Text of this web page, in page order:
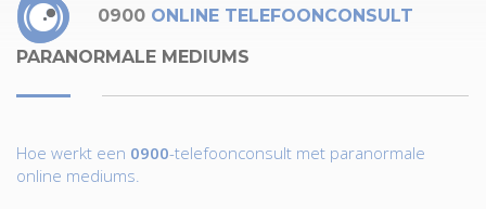
0900 ONLINE TELEFOONCONSULT
PARANORMALE MEDIUMS
Hoe werkt een 0900-telefoonconsult met paranormale
online mediums.